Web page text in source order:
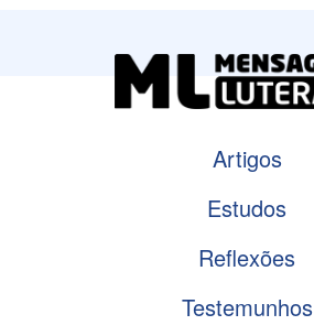
Artigos
Estudos
Reflexões
Testemunhos